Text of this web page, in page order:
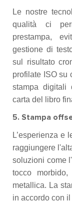
Le nostre
qualità ci
prestampa,
gestione di
sul risultato
profilate ISO su
stampa digitali
carta del libro
5. Stampa
L’esperienza e
raggiungere
soluzioni come
tocco
metallica. La
in accordo con